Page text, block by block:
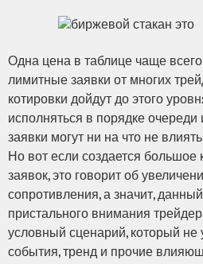
Одна цена в таблице чаще
лимитные заявки от многих
котировки дойдут до этого
исполняться в порядке
заявки могут ни на что не
Но вот если создается большое
заявок, это говорит об
сопротивления, а значит,
пристального внимания
условный сценарий, который
события, тренд и прочие